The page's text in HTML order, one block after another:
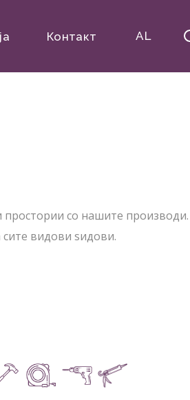
Контакт AL
со нашите производи.
сите видови ѕидови.